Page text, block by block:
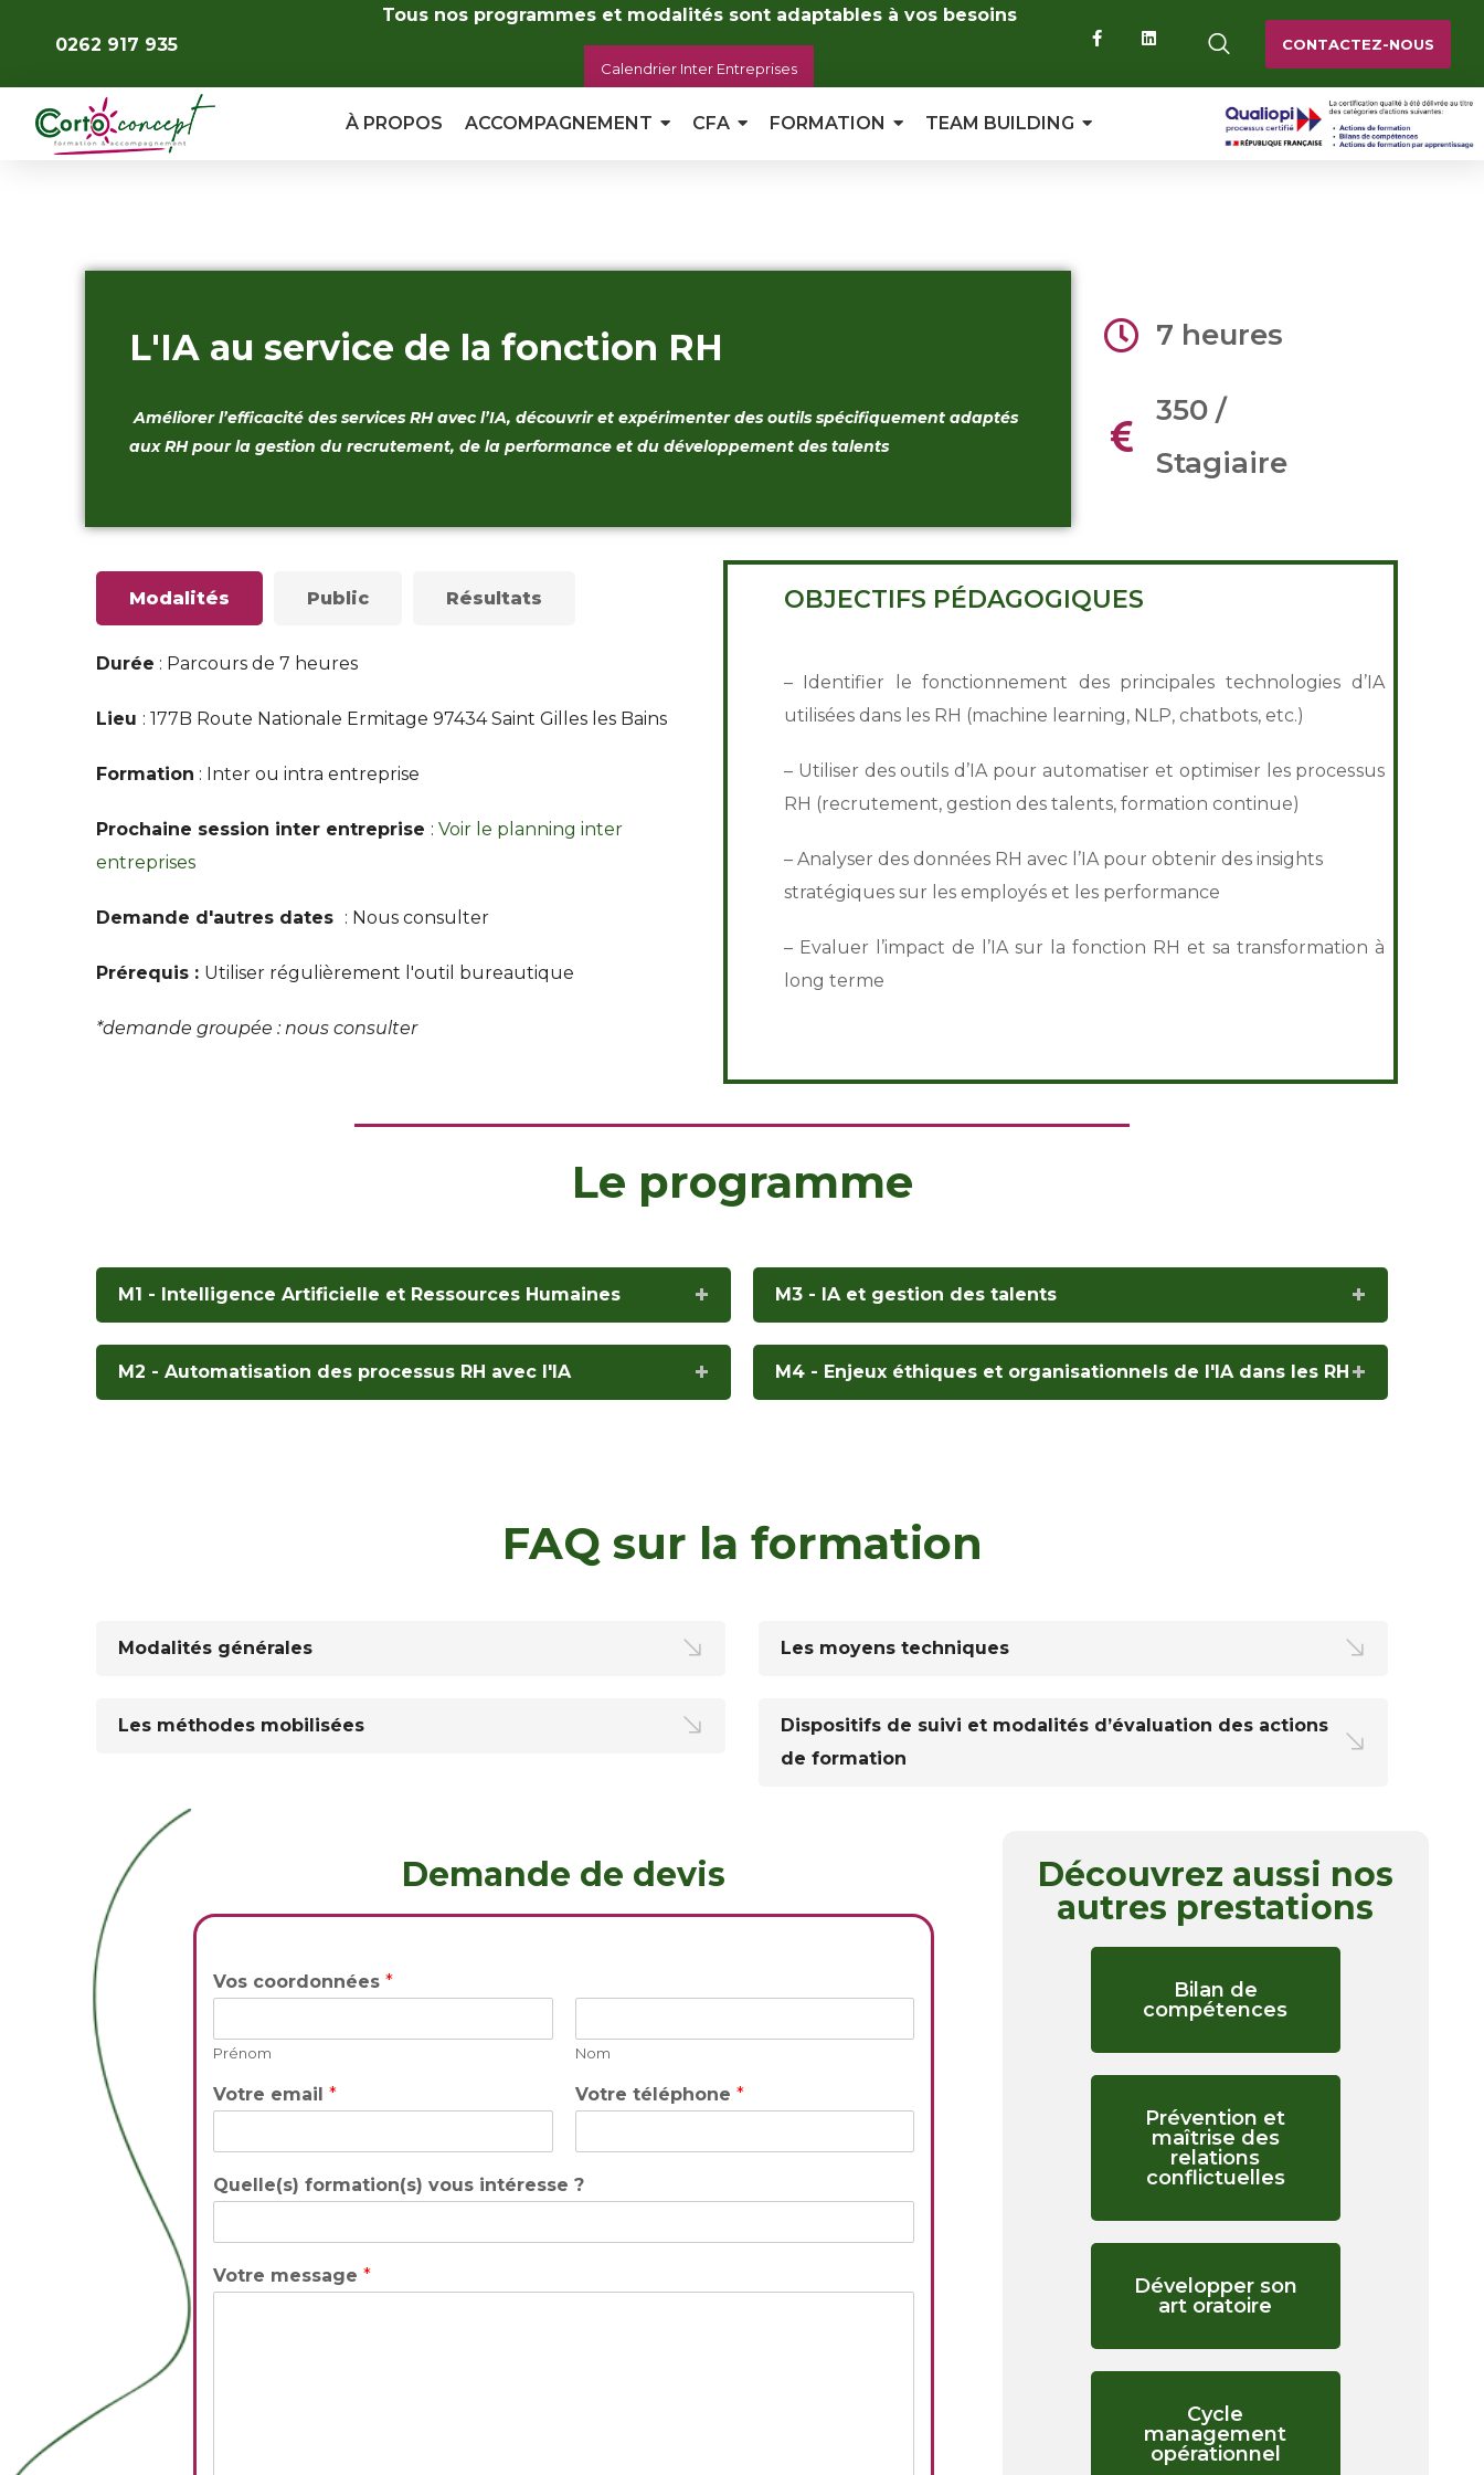
0262 917 935
Tous nos programmes et modalités sont adaptables à vos besoins
Calendrier Inter Entreprises
CONTACTEZ-NOUS
À PROPOS ACCOMPAGNEMENT CFA FORMATION TEAM BUILDING
L'IA au service de la fonction RH
Améliorer l’efficacité des services RH avec l’IA, découvrir et expérimenter des outils spécifiquement adaptés
aux RH pour la gestion du recrutement, de la performance et du développement des talents
7 heures
350 /
Stagiaire
Modalités Public Résultats
Durée : Parcours de 7 heures
Lieu : 177B Route Nationale Ermitage 97434 Saint Gilles les Bains
Formation : Inter ou intra entreprise
Prochaine session inter entreprise : Voir le planning inter
entreprises
Demande d'autres dates : Nous consulter
Prérequis : Utiliser régulièrement l'outil bureautique
*demande groupée : nous consulter
OBJECTIFS PÉDAGOGIQUES
– Identifier le fonctionnement des principales technologies d’IA
utilisées dans les RH (machine learning, NLP, chatbots, etc.)
– Utiliser des outils d’IA pour automatiser et optimiser les processus
RH (recrutement, gestion des talents, formation continue)
– Analyser des données RH avec l’IA pour obtenir des insights
stratégiques sur les employés et les performance
– Evaluer l’impact de l’IA sur la fonction RH et sa transformation à
long terme
Le programme
M1 - Intelligence Artificielle et Ressources Humaines
M2 - Automatisation des processus RH avec l'IA
M3 - IA et gestion des talents
M4 - Enjeux éthiques et organisationnels de l'IA dans les RH
FAQ sur la formation
Modalités générales
Les méthodes mobilisées
Les moyens techniques
Dispositifs de suivi et modalités d’évaluation des actions
de formation
Demande de devis
Vos coordonnées *
Prénom Nom
Votre email * Votre téléphone *
Quelle(s) formation(s) vous intéresse ?
Votre message *
Découvrez aussi nos
autres prestations
Bilan de
compétences
Prévention et
maîtrise des
relations
conflictuelles
Développer son
art oratoire
Cycle
management
opérationnel